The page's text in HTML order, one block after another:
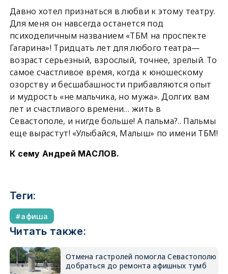
Давно хотел признаться в любви к этому театру.
Для меня он навсегда останется под
психоделичным названием «ТБМ на проспекте
Гагарина»! Тридцать лет для любого театра—
возраст серьезный, взрослый, точнее, зрелый. То
самое счастливое время, когда к юношескому
озорству и бесшабашности прибавляются опыт
и мудрость «не мальчика, но мужа». Долгих вам
лет и счастливого времени… жить в
Севастополе, и нигде больше! А пальма?.. Пальмы
еще вырастут! «Улыбайся, Малыш» по имени ТБМ!
К сему Андрей МАСЛОВ.
Теги:
афиша
Читать также:
Отмена гастролей помогла Севастополю
добраться до ремонта афишных тумб